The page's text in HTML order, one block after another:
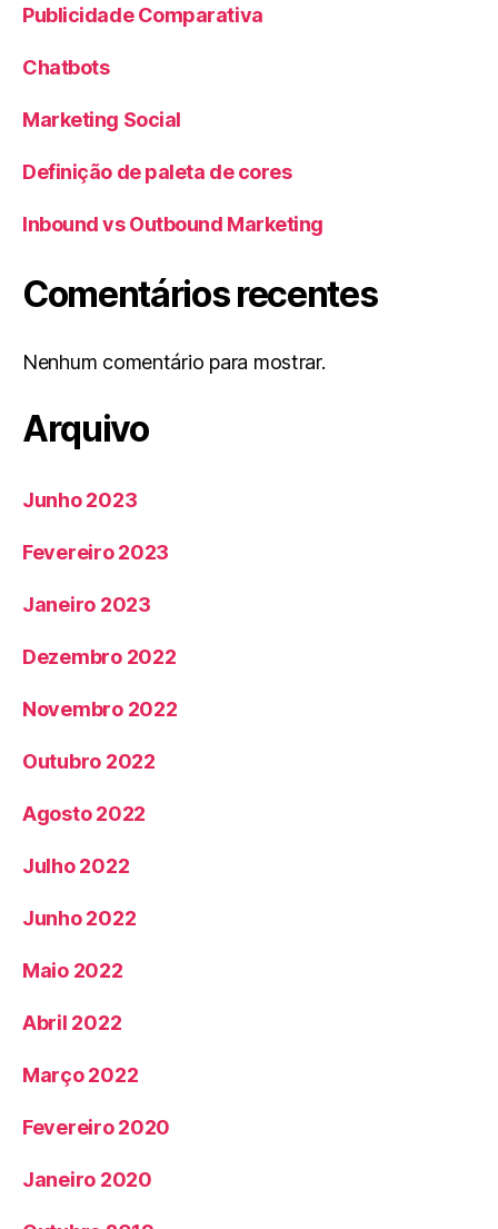
Publicidade Comparativa
Chatbots
Marketing Social
Definição de paleta de cores
Inbound vs Outbound Marketing
Comentários recentes
Nenhum comentário para mostrar.
Arquivo
Junho 2023
Fevereiro 2023
Janeiro 2023
Dezembro 2022
Novembro 2022
Outubro 2022
Agosto 2022
Julho 2022
Junho 2022
Maio 2022
Abril 2022
Março 2022
Fevereiro 2020
Janeiro 2020